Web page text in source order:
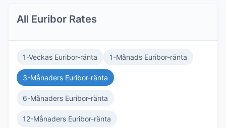
All Euribor Rates
1-Veckas Euribor-ränta 1-Månads Euribor-ränta
3-Månaders Euribor-ränta
6-Månaders Euribor-ränta
12-Månaders Euribor-ränta